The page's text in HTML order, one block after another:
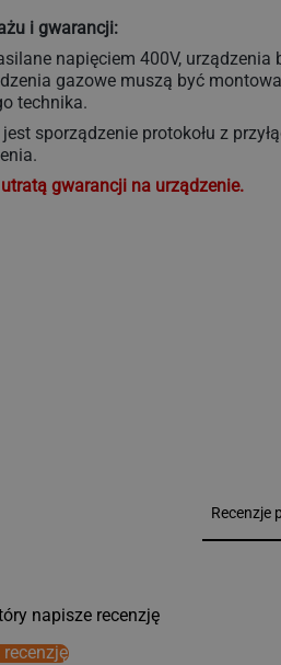
odpowiednimi normami higieny i
zgodności z normami UE
normami żywnościowymi
i gwarancji:
napięciem 400V, urządzenia
gazowe muszą być
technika.
sporządzenie protokołu z
gwarancji na urządzenie.
Recenzje
napisze recenzję